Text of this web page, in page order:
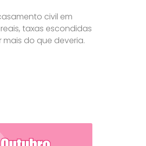
civil em
taxas escondidas
do que deveria.